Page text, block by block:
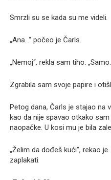
Smrzli su se kada su me videli.
„Ana…“ počeo je Čarls.
„Nemoj“, rekla sam tiho.
Zgrabila sam svoje papire i
Petog dana, Čarls je stajao na
kao da nije spavao otkako
naopačke. U kosi mu je bila
„Želim da dođeš kući“, rekao
zaplakati.